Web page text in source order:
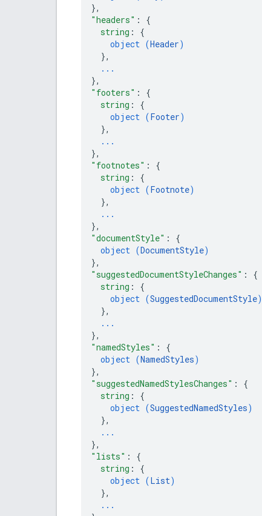
},
"headers" : {
string : {
object (Header)
},
...
},
"footers" : {
string : {
object (Footer)
},
...
},
"footnotes" : {
string : {
object (Footnote)
},
...
},
"documentStyle" : {
object (DocumentStyle)
},
"suggestedDocumentStyleChanges" : {
string : {
object (SuggestedDocumentStyle)
},
...
},
"namedStyles" : {
object (NamedStyles)
},
"suggestedNamedStylesChanges" : {
string : {
object (SuggestedNamedStyles)
},
...
},
"lists" : {
string : {
object (List)
},
...